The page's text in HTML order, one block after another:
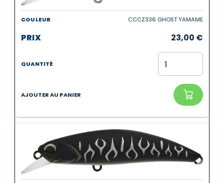
CCCZ336 GHOST YAMAME
23,00 €